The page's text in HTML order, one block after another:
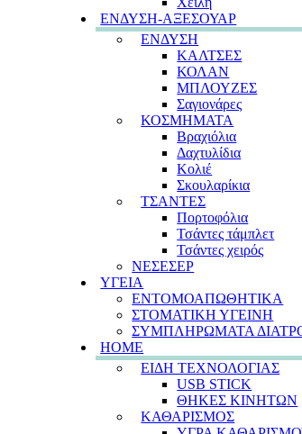
ΕΝΔΥΣΗ-ΑΞΕΣΟΥΑΡ
ΕΝΔΥΣΗ
ΚΑΛΤΣΕΣ
ΚΟΛΑΝ
ΜΠΛΟΥΖΕΣ
Σαγιονάρες
ΚΟΣΜΗΜΑΤΑ
Βραχιόλια
Δαχτυλίδια
Κολιέ
Σκουλαρίκια
ΤΣΑΝΤΕΣ
Πορτοφόλια
Τσάντες τάμπλετ
Τσάντες χειρός
ΝΕΣΕΣΕΡ
ΥΓΕΙΑ
ΕΝΤΟΜΟΑΠΩΘΗΤΙΚΑ
ΣΤΟΜΑΤΙΚΗ ΥΓΕΙΝΗ
ΣΥΜΠΛΗΡΩΜΑΤΑ
HOME
ΕΙΔΗ ΤΕΧΝΟΛΟΓΙΑΣ
USB STICK
ΘΗΚΕΣ ΚΙΝΗΤΩΝ
ΚΑΘΑΡΙΣΜΟΣ